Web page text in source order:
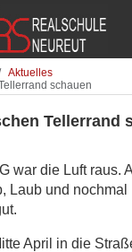
Aktuelles
schauen
Tellerrand
war die Luft raus.
Laub und nochmal
April in die